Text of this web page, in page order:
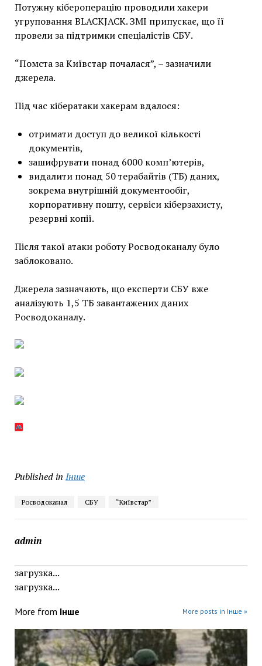
Потужну кібероперацію проводили хакери
угруповання BLACKJACK. ЗМІ припускає, що її
провели за підтримки спеціалістів СБУ.
“Помста за Київстар почалася”, – зазначили
джерела.
Під час кібератаки хакерам вдалося:
отримати доступ до великої кількості
документів,
зашифрувати понад 6000 комп’ютерів,
видалити понад 50 терабайтів (ТБ) даних,
зокрема внутрішній документообіг,
корпоративну пошту, сервіси кіберзахисту,
резервні копії.
Після такої атаки роботу Росводоканалу було
заблоковано.
Джерела зазначають, що експерти СБУ вже
аналізують 1,5 ТБ завантажених даних
Росводоканалу.
Published in Інше
Росводоканал СБУ “Київстар”
admin
загрузка...
загрузка...
More from Інше More posts in Інше »